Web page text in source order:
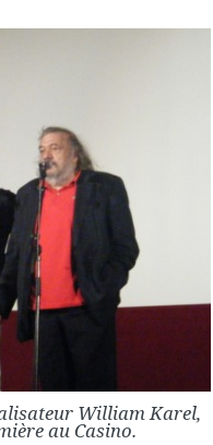
William Karel,
au Casino.